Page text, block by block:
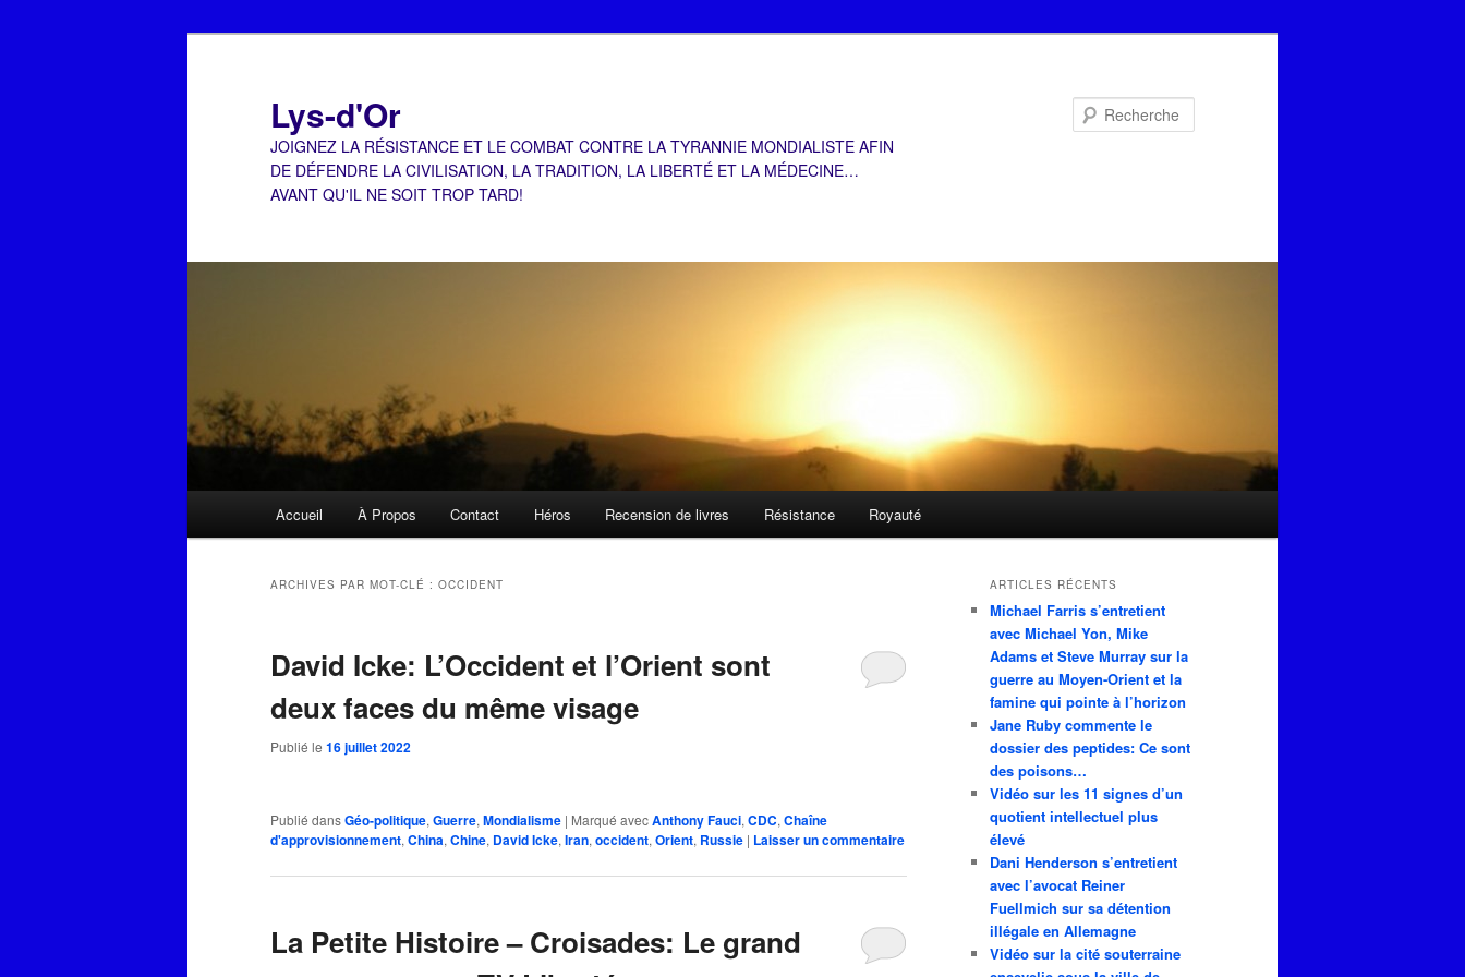
Lys-d'Or
JOIGNEZ LA RÉSISTANCE ET LE COMBAT CONTRE LA TYRANNIE MONDIALISTE AFIN
DE DÉFENDRE LA CIVILISATION, LA TRADITION, LA LIBERTÉ ET LA MÉDECINE…
AVANT QU'IL NE SOIT TROP TARD!
Accueil À Propos Contact Héros Recension de livres Résistance Royauté
ARCHIVES PAR MOT-CLÉ : OCCIDENT
David Icke: L’Occident et l’Orient sont
deux faces du même visage
Publié le 16 juillet 2022
Publié dansGéo-politique, Guerre, Mondialisme | Marqué avecAnthony Fauci, CDC, Chaîne
d'approvisionnement, China, Chine, David Icke, Iran, occident, Orient, Russie | Laisser un commentaire
La Petite Histoire – Croisades: Le grand
ARTICLES RÉCENTS
Michael Farris s’entretient
avec Michael Yon, Mike
Adams et Steve Murray sur la
guerre au Moyen-Orient et la
famine qui pointe à l’horizon
Jane Ruby commente le
dossier des peptides: Ce sont
des poisons…
Vidéo sur les 11 signes d’un
quotient intellectuel plus
élevé
Dani Henderson s’entretient
avec l’avocat Reiner
Fuellmich sur sa détention
illégale en Allemagne
Vidéo sur la cité souterraine